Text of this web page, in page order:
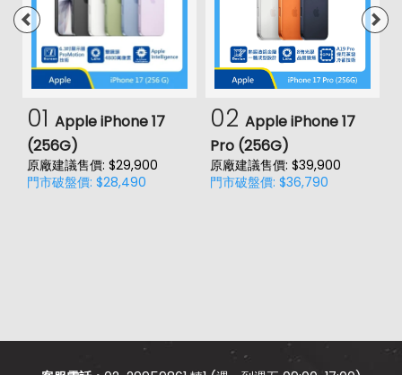
01 Apple iPhone 17
(256G)
原廠建議售價: $29,900
門市破盤價: $28,490
02 Apple iPhone 17
Pro (256G)
原廠建議售價: $39,900
門市破盤價: $36,790